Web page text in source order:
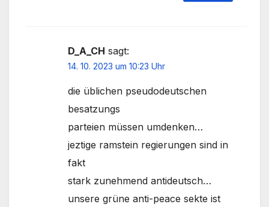
D_A_CH sagt:
14. 10. 2023 um 10:23 Uhr
die üblichen pseudodeutschen
besatzungs
parteien müssen umdenken…
jeztige ramstein regierungen sind in
fakt
stark zunehmend antideutsch…
unsere grüne anti-peace sekte ist